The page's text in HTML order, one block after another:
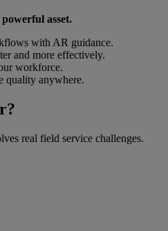
asset.
with AR guidance.
and more effectively.
workforce.
quality anywhere.
real field service challenges.